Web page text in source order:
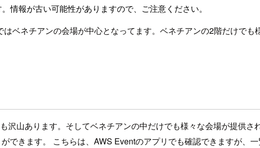
情報が古い可能性がありますので、ご注意ください。
ベネチアンの会場が中心となってます。ベネチアンの2階だけで
沢山あります。そしてベネチアンの中だけでも様々な会場が提供
できます。 こちらは、AWS Eventのアプリでも確認できますが、